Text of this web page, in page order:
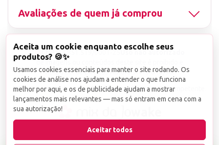
Avaliações de quem já comprou
▤ CNPJ13.851.519/0001-25
de imagens ou conteúdos deste site é proibido e
viola a Lei de Direitos Autorais nº 9.610/98.
Infrações serão denunciadas diretamente ao órgão competente.
Aceita um cookie enquanto escolhe seus
produtos? 🍪✨
Usamos cookies essenciais para manter o site rodando. Os
cookies de análise nos ajudam a entender o que funciona
melhor por aqui, e os de publicidade ajudam a mostrar
lançamentos mais relevantes — mas só entram em cena com a
sua autorização!
Aceitar todos